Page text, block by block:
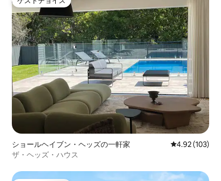
ゲストチョイス
ショールヘイブン・ヘッズの一軒家 レビュー103
4.92 (103)
ザ・ヘッズ・ハウス